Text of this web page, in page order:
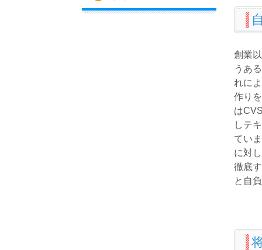
創業
うあ
れに
作り
は
しテ
てい
に対
徹底
と自